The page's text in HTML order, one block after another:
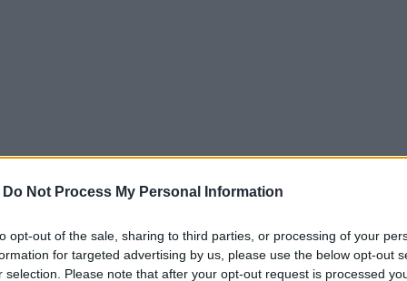
Do Not Process My Personal Information
opt-out of the sale, sharing to third parties, or processing of your
for targeted advertising by us, please use the below opt-out
selection. Please note that after your opt-out request is processed